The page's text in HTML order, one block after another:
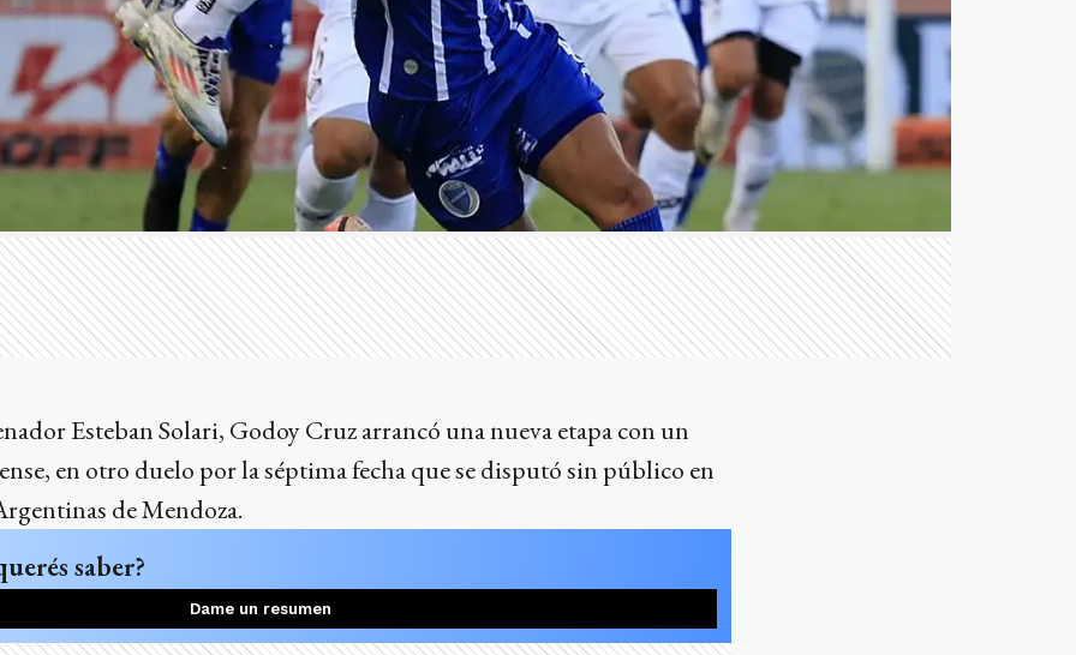
Esteban Solari, Godoy Cruz arrancó una nueva etapa con un
en otro duelo por la séptima fecha que se disputó sin público en
de Mendoza.
saber?
Dame un resumen